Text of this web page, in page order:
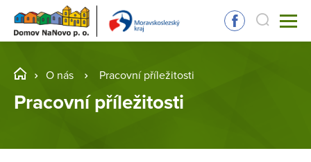
O nás Pracovní příležitosti
Pracovní příležitosti